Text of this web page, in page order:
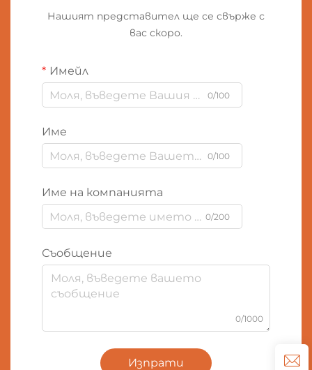
Нашият представител ще се свърже с
вас скоро.
Имейл
0/100
Име
0/100
Име на компанията
0/200
Съобщение
0/1000
Изпрати